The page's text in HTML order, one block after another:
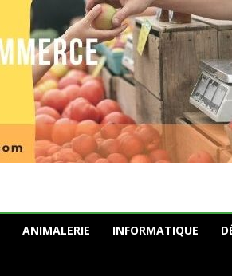
ANIMALERIE INFORMATIQUE